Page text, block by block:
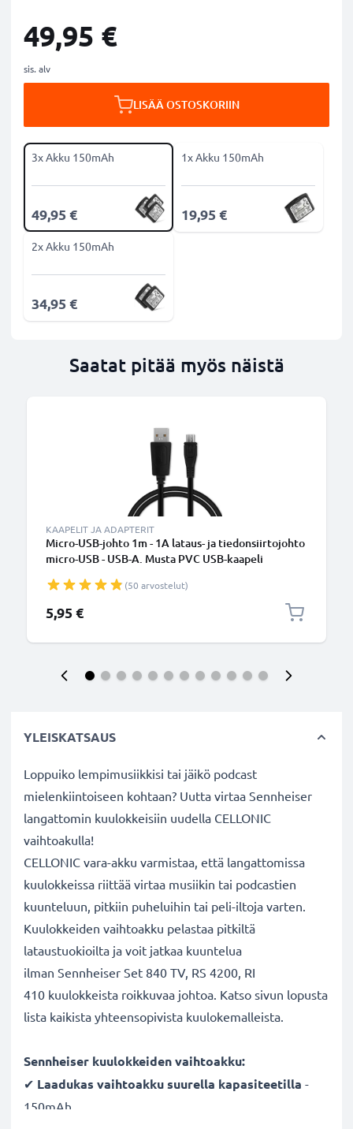
49,95 €
sis. alv
LISÄÄ OSTOSKORIIN
3x Akku 150mAh
49,95 €
1x Akku 150mAh
19,95 €
2x Akku 150mAh
34,95 €
Saatat pitää myös näistä
KAAPELIT JA ADAPTERIT
Micro-USB-johto 1m - 1A lataus- ja tiedonsiirtojohto
micro-USB - USB-A. Musta PVC USB-kaapeli
(50 arvostelut)
5,95 €
YLEISKATSAUS
Loppuiko lempimusiikkisi tai jäikö podcast
mielenkiintoiseen kohtaan? Uutta virtaa Sennheiser
langattomin kuulokkeisiin uudella CELLONIC
vaihtoakulla!
CELLONIC vara-akku varmistaa, että langattomissa
kuulokkeissa riittää virtaa musiikin tai podcastien
kuunteluun, pitkiin puheluihin tai peli-iltoja varten.
Kuulokkeiden vaihtoakku pelastaa pitkiltä
lataustuokioilta ja voit jatkaa kuuntelua
ilman Sennheiser Set 840 TV, RS 4200, RI
410 kuulokkeista roikkuvaa johtoa. Katso sivun lopusta
lista kaikista yhteensopivista kuulokemalleista.
Sennheiser kuulokkeiden vaihtoakku:
✔ Laadukas vaihtoakku suurella kapasiteetilla -
150mAh